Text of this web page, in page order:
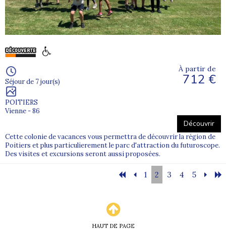
Séjour de 7 jour(s)
POITIERS
Vienne - 86
À partir de
712 €
Découvrir
Cette colonie de vacances vous permettra de découvrir la région de
Poitiers et plus particulierement le parc d'attraction du futuroscope.
Des visites et excursions seront aussi proposées.
1 2 3 4 5
HAUT DE PAGE